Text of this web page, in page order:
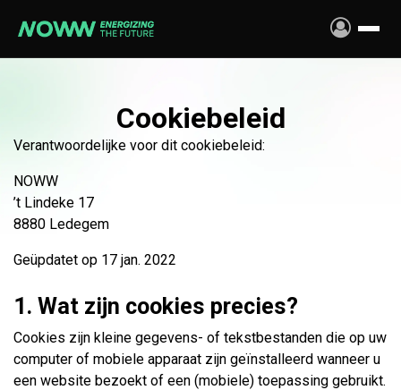
Cookiebeleid
Verantwoordelijke voor dit cookiebeleid:
NOWW
’t Lindeke 17
8880 Ledegem
Geüpdatet op 17 jan. 2022
1. Wat zijn cookies precies?
Cookies zijn kleine gegevens- of tekstbestanden die op uw
computer of mobiele apparaat zijn geïnstalleerd wanneer u
een website bezoekt of een (mobiele) toepassing gebruikt.